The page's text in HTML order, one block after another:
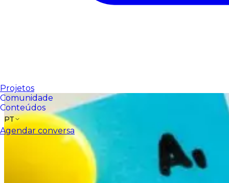
Projetos
Comunidade
Conteúdos
PT
Agendar conversa